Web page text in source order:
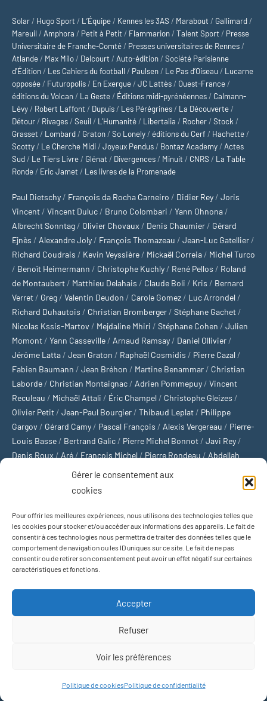
Gérer le consentement aux
cookies
Pour offrir les meilleures expériences, nous utilisons des technologies telles que
les cookies pour stocker et/ou accéder aux informations des appareils. Le fait de
consentir à ces technologies nous permettra de traiter des données telles que le
comportement de navigation ou les ID uniques sur ce site. Le fait de ne pas
consentir ou de retirer son consentement peut avoir un effet négatif sur certaines
caractéristiques et fonctions.
Accepter
Refuser
Voir les préférences
Politique de cookiesPolitique de confidentialité
Solar / Hugo Sport / L’Équipe / Kennes les 3AS / Marabout / Gallimard /
Mareuil / Amphora / Petit à Petit / Flammarion /Talent Sport / Presse
Universitaire de Franche-Comté / Presses universitaires de Rennes /
Atlande / Max Milo / Delcourt / Auto-édition /Société Parisienne
d'Édition / Les Cahiers du football / Paulsen / Le Pas d’Oiseau / Lucarne
opposée / Futuropolis / En Exergue /JC Lattès / Ouest-France /
éditions du Volcan / La Geste / Éditions midi-pyrénéennes / Calmann-
Lévy / Robert Laffont / Dupuis / Les Pérégrines / La Découverte /
Détour / Rivages /Seuil / L'Humanité / Libertalia / Rocher /Stock /
Grasset / Lombard / Graton /So Lonely /éditions du Cerf / Hachette /
Scotty / Le Cherche Midi /Joyeux Pendus / Bontaz Academy / Actes
Sud / Le Tiers Livre / Glénat / Divergences / Minuit / CNRS / La Table
Ronde / Eric Jamet / Les livres de la Promenade
Paul Dietschy / François da Rocha Carneiro / Didier Rey / Joris
Vincent / Vincent Duluc / Bruno Colombari / Yann Ohnona /
Albrecht Sonntag / Olivier Chovaux / Denis Chaumier / Gérard
Ejnès / Alexandre Joly / François Thomazeau / Jean-Luc Gatellier /
Richard Coudrais / Kevin Veyssière / Mickaël Correia / Michel Turco
/ Benoît Heimermann / Christophe Kuchly / René Pellos / Roland
de Montaubert / Matthieu Delahais / Claude Boli / Kris / Bernard
Verret / Greg / Valentin Deudon / Carole Gomez / Luc Arrondel /
Richard Duhautois / Christian Bromberger / Stéphane Gachet /
Nicolas Kssis-Martov / Mejdaline Mhiri / Stéphane Cohen / Julien
Momont / Yann Casseville / Arnaud Ramsay / Daniel Ollivier /
Jérôme Latta / Jean Graton / Raphaël Cosmidis / Pierre Cazal /
Fabien Baumann / Jean Bréhon / Martine Benammar / Christian
Laborde / Christian Montaignac / Adrien Pommepuy / Vincent
Reculeau / Michaël Attali / Éric Champel / Christophe Gleizes /
Olivier Petit / Jean-Paul Bourgier / Thibaud Leplat / Philippe
Gargov / Gérard Camy / Pascal François / Alexis Vergereau / Pierre-
Louis Basse / Bertrand Galic / Pierre Michel Bonnot / Javi Rey /
Denis Roux / Aré / François Michel / Pierre Rondeau / Abdellah
Michaël Delépine
Football/ Cyclisme/Tous les sports/Jeux olympiques/Rugby/
Basket-ball/Sports US/Boxe/Tennis/Bateaux/Formule 1/
Moto/Natation/Sports d'hiver/Marathon/Trail/Automobile
Baseball/Golf/Athlétisme
Football gaélique
Sports de combat
Thème WordPress : Occasio par ThemeZee.